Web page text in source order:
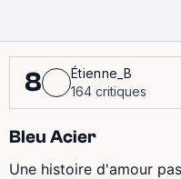
8
Étienne_B
164 critiques
Bleu Acier
Une histoire d'amour